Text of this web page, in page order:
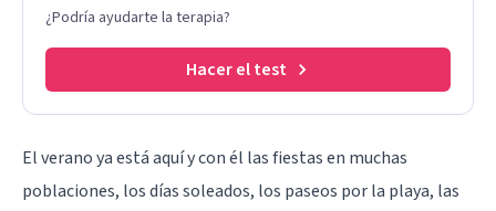
¿Podría ayudarte la terapia?
Hacer el test
El verano ya está aquí y con él las fiestas en muchas
poblaciones, los días soleados, los paseos por la playa, las